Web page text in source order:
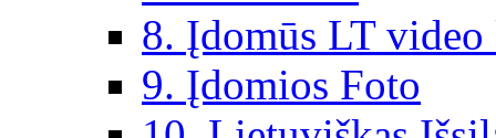
8. Įdomūs LT
9. Įdomios Foto